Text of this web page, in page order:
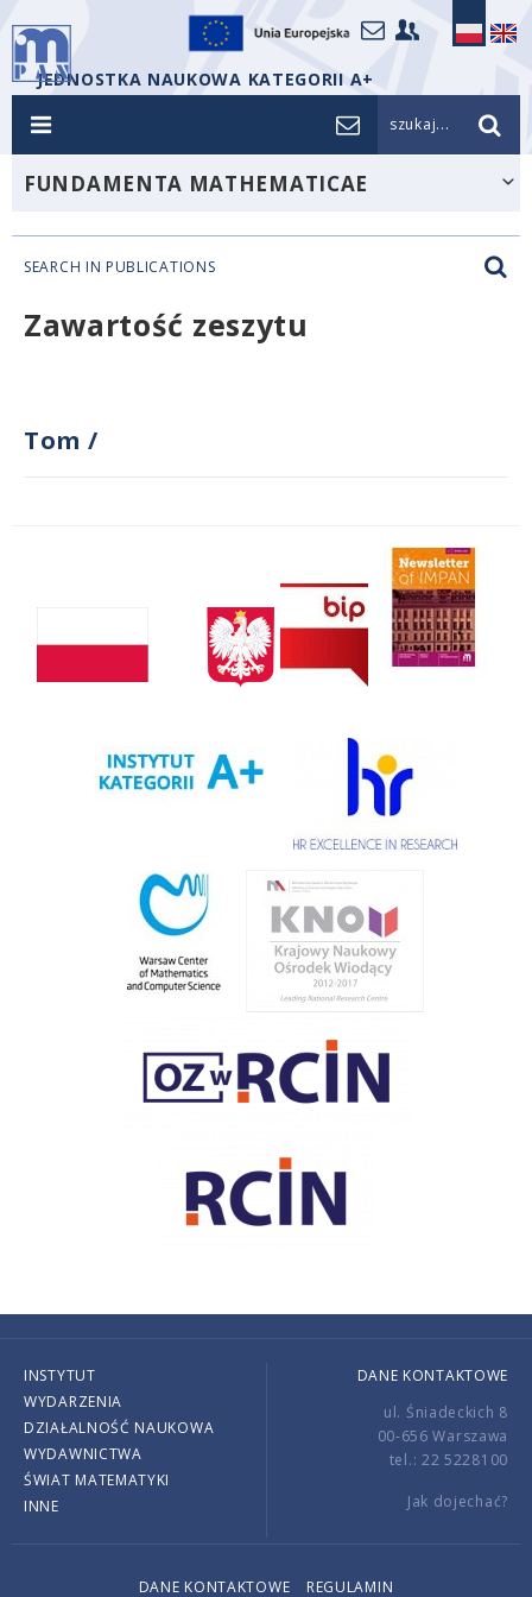
JEDNOSTKA NAUKOWA KATEGORII A+
szukaj...
FUNDAMENTA MATHEMATICAE
SEARCH IN PUBLICATIONS
Zawartość zeszytu
Tom /
INSTYTUT
WYDARZENIA
DZIAŁALNOŚĆ NAUKOWA
WYDAWNICTWA
ŚWIAT MATEMATYKI
INNE
DANE KONTAKTOWE
ul. Śniadeckich 8
00-656 Warszawa
tel.: 22 5228100
Jak dojechać?
DANE KONTAKTOWE REGULAMIN